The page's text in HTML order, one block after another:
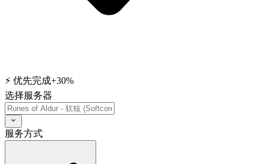
⚡ 优先完成+30%
选择服务器
服务方式